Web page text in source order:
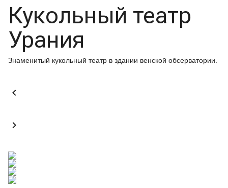
Кукольный театр
Урания
Знаменитый кукольный театр в здании венской обсерватории.

